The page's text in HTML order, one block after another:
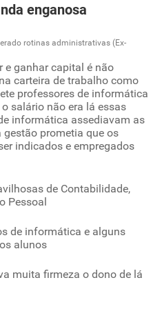
enganosa
rotinas administrativas (Ex-
e ganhar capital é não
carteira de trabalho como
professores de informática
salário não era lá essas
informática assediavam as
gestão prometia que os
indicados e empregados
de Contabilidade,
Pessoal
de informática e alguns
alunos
muita firmeza o dono de lá